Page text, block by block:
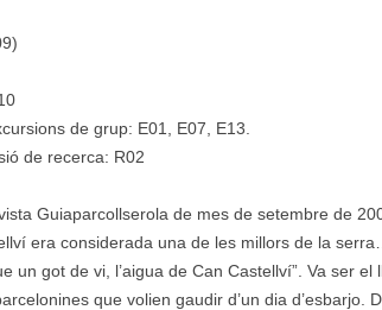
de grup: E01, E07, E13.
de recerca: R02
Guiaparcollserola de mes de setembre de
era considerada una de les millors de la
un got de vi, l’aigua de Can Castellví”. Va ser
que volien gaudir d’un dia d’esbarjo.